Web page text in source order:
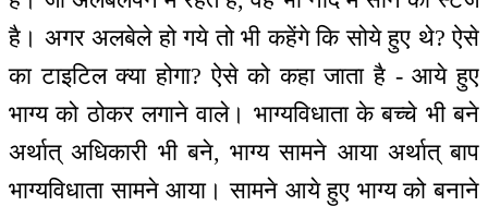
है। अगर अलबेले हो गये तो भी कहेंगे कि सोये हुए थे? ऐसे
का टाइटिल क्या होगा? ऐसे को कहा जाता है - आये हुए
भाग्य को ठोकर लगाने वाले। भाग्यविधाता के बच्चे भी बने
अर्थात् अधिकारी भी बने, भाग्य सामने आया अर्थात् बाप
भाग्यविधाता सामने आया। सामने आये हुए भाग्य को बनाने